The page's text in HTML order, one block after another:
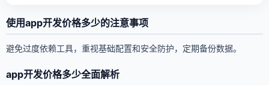
使用app开发价格多少的注意事项
避免过度依赖工具，重视基础配置和安全防护，定期备份数据。
app开发价格多少全面解析